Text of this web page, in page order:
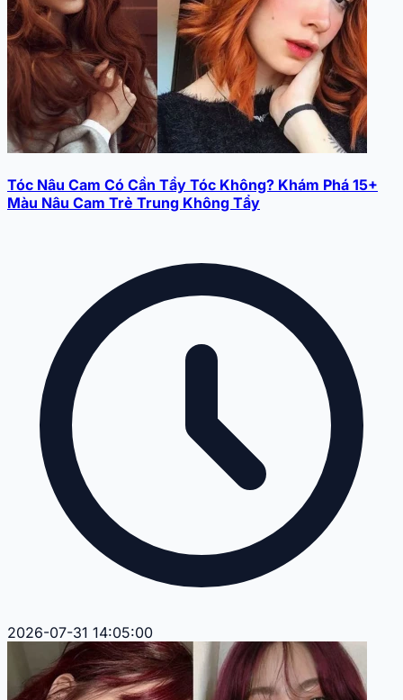
Tóc Nâu Cam Có Cần Tẩy Tóc Không? Khám Phá 15+
Màu Nâu Cam Trẻ Trung Không Tẩy
2026-07-31 14:05:00